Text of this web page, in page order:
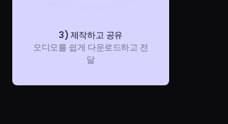
3) 제작하고 공유
오디오를 쉽게 다운로드하고 전
달